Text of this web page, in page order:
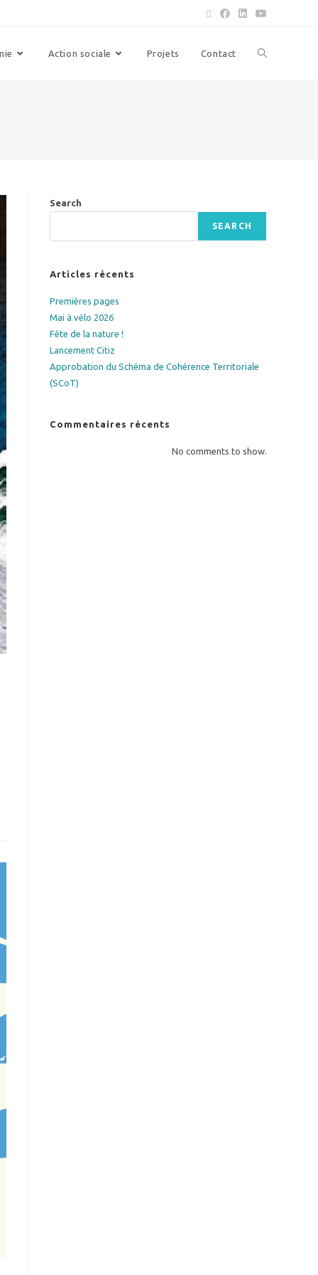
Action sociale Projets Contact
Search
SEARCH
Articles récents
Premières pages
Mai à vélo 2026
Fête de la nature !
Lancement Citiz
Approbation du Schéma de Cohérence Territoriale
(SCoT)
Commentaires récents
No comments to show.